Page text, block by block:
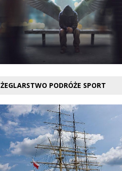
ŻEGLARSTWO PODRÓŻE SPORT